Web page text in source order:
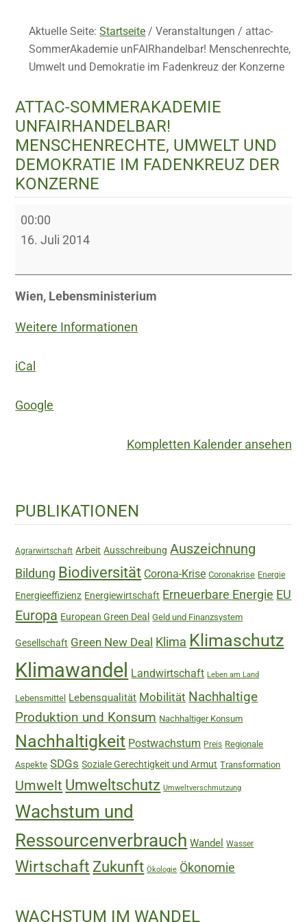
Aktuelle Seite:Startseite / Veranstaltungen/ attac-
SommerAkademie unFAIRhandelbar! Menschenrechte,
Umwelt und Demokratie im Fadenkreuz der Konzerne
ATTAC-SOMMERAKADEMIE
UNFAIRHANDELBAR!
MENSCHENRECHTE, UMWELT UND
DEMOKRATIE IM FADENKREUZ DER
KONZERNE
attac-
SommerAkademie
Menschenrechte,
Umwelt
Demokratie
Fadenkreuz
Konzerne
00:00
16. Juli 2014
Wien, Lebensministerium
Weitere Informationen
iCal
Google
Kompletten Kalender ansehen
Haupt-
Sidebar
PUBLIKATIONEN
Agrarwirtschaft Arbeit Ausschreibung Auszeichnung
Bildung Biodiversität Corona-Krise Coronakrise Energie
Energieeffizienz Energiewirtschaft Erneuerbare Energie EU
Europa European Green Deal Geld und Finanzsystem
Gesellschaft Green New Deal Klima Klimaschutz
Klimawandel Landwirtschaft Leben am Land
Lebensmittel Lebensqualität Mobilität Nachhaltige
Produktion und Konsum Nachhaltiger Konsum
Nachhaltigkeit Postwachstum Preis Regionale
Aspekte SDGs Soziale Gerechtigkeit und Armut Transformation
Umwelt Umweltschutz Umweltverschmutzung
Wachstum und
Ressourcenverbrauch Wandel Wasser
Wirtschaft Zukunft Ökologie Ökonomie
WACHSTUM IM WANDEL